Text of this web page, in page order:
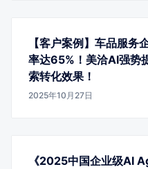
【客户案例】车品服务
率达65%！美洽AI强势
索转化效果！
2025年10月27日
《2025中国企业级AI